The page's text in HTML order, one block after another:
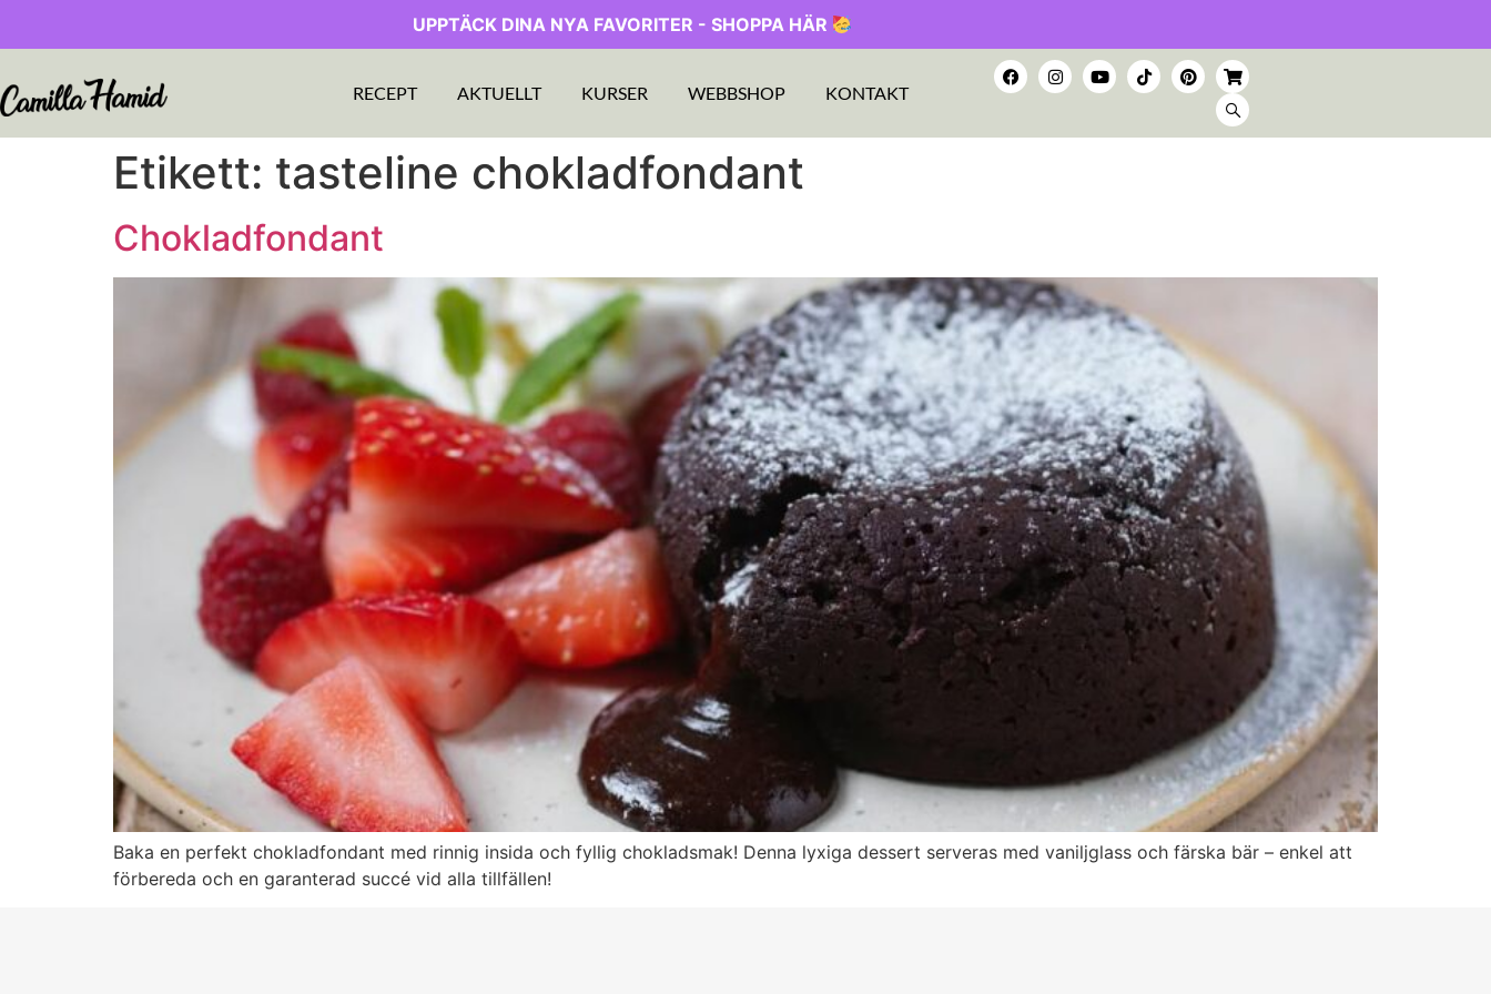
UPPTÄCK DINA NYA FAVORITER - SHOPPA HÄR
RECEPT AKTUELLT KURSER WEBBSHOP KONTAKT
Etikett: tasteline chokladfondant
Chokladfondant
Baka en perfekt chokladfondant med rinnig insida och fyllig chokladsmak! Denna lyxiga dessert serveras med vaniljglass och färska bär – enkel att
förbereda och en garanterad succé vid alla tillfällen!